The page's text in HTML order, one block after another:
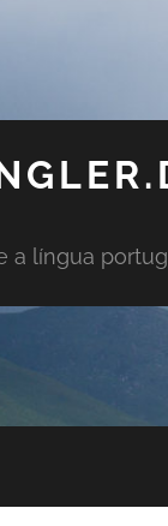
a língua